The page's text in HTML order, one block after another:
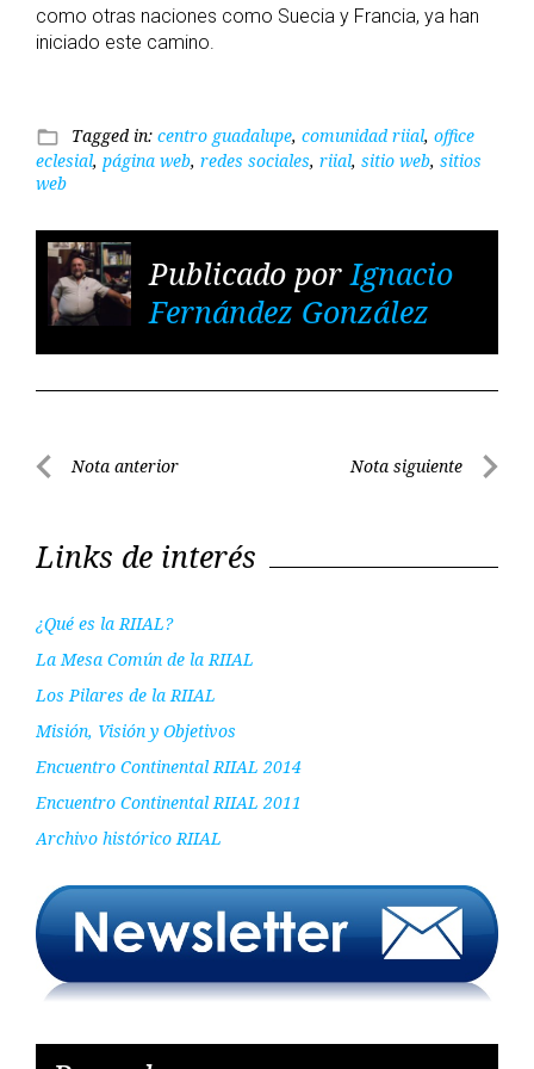
como otras naciones como Suecia y Francia, ya han
iniciado este camino.
folder_open Tagged in: centro guadalupe, comunidad riial, office
eclesial, página web, redes sociales, riial, sitio web, sitios
web
Publicado porIgnacio
Fernández González
Navegación
Nota anterior Nota siguiente
Links de interés
¿Qué es la RIIAL?
La Mesa Común de la RIIAL
Los Pilares de la RIIAL
Misión, Visión y Objetivos
Encuentro Continental RIIAL 2014
Encuentro Continental RIIAL 2011
Archivo histórico RIIAL